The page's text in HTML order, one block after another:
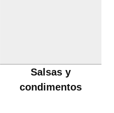
Salsas y
condimentos